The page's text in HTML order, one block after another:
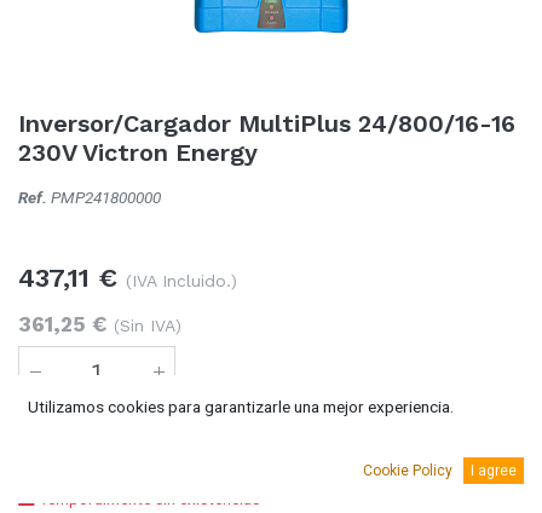
Inversor/Cargador MultiPlus 24/800/16-16
230V Victron Energy
Ref. PMP241800000
437,11 € (IVA Incluido.)
361,25 € (Sin IVA)
Utilizamos cookies para garantizarle una mejor experiencia.
Cookie Policy I agree